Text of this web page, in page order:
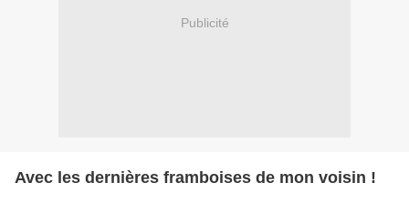
Publicité
Avec les dernières framboises de mon voisin !